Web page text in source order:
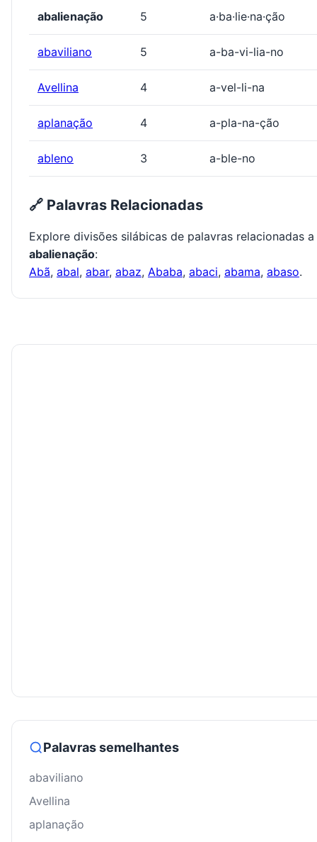
abalienação 5 a·ba·lie·na·ção
abaviliano 5 a-ba-vi-lia-no
Avellina 4 a-vel-li-na
aplanação 4 a-pla-na-ção
ableno 3 a-ble-no
🔗 Palavras Relacionadas
Explore divisões silábicas de palavras relacionadas a
abalienação:
Abã, abal, abar, abaz, Ababa, abaci, abama, abaso.
Palavras semelhantes
abaviliano
Avellina
aplanação